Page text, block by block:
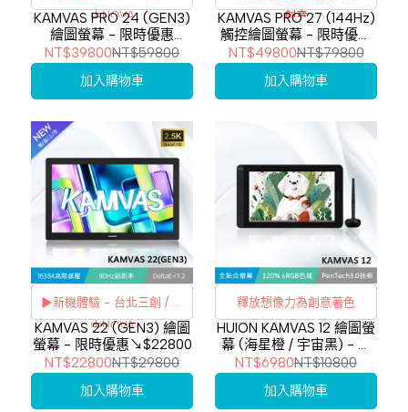
中NOVA
刷卡分期 利率
3期
12期 0%
KAMVAS PRO 24 (GEN3)
繪圖螢幕 - 限時優惠
↘$39800 - 加碼再贈
ST100支架
NT$39800NT$59800
加入購物車
創意
刷卡分期 利率
3期
12期 0%
KAMVAS PRO 27 (144Hz)
觸控繪圖螢幕 - 限時優惠
↘$49800 - 加碼再贈
ST100支架
NT$49800NT$79800
加入購物車
▶新機體驗 - 台北三創 / 台
中NOVA
刷卡分期 利率
3期
KAMVAS 22 (GEN3) 繪圖
螢幕 - 限時優惠↘$22800
NT$22800NT$29800
加入購物車
釋放想像力為創意著色
HUION KAMVAS 12 繪圖螢
幕 (海星橙 / 宇宙黑) - 限
時優惠↘$6980
NT$6980NT$10800
加入購物車